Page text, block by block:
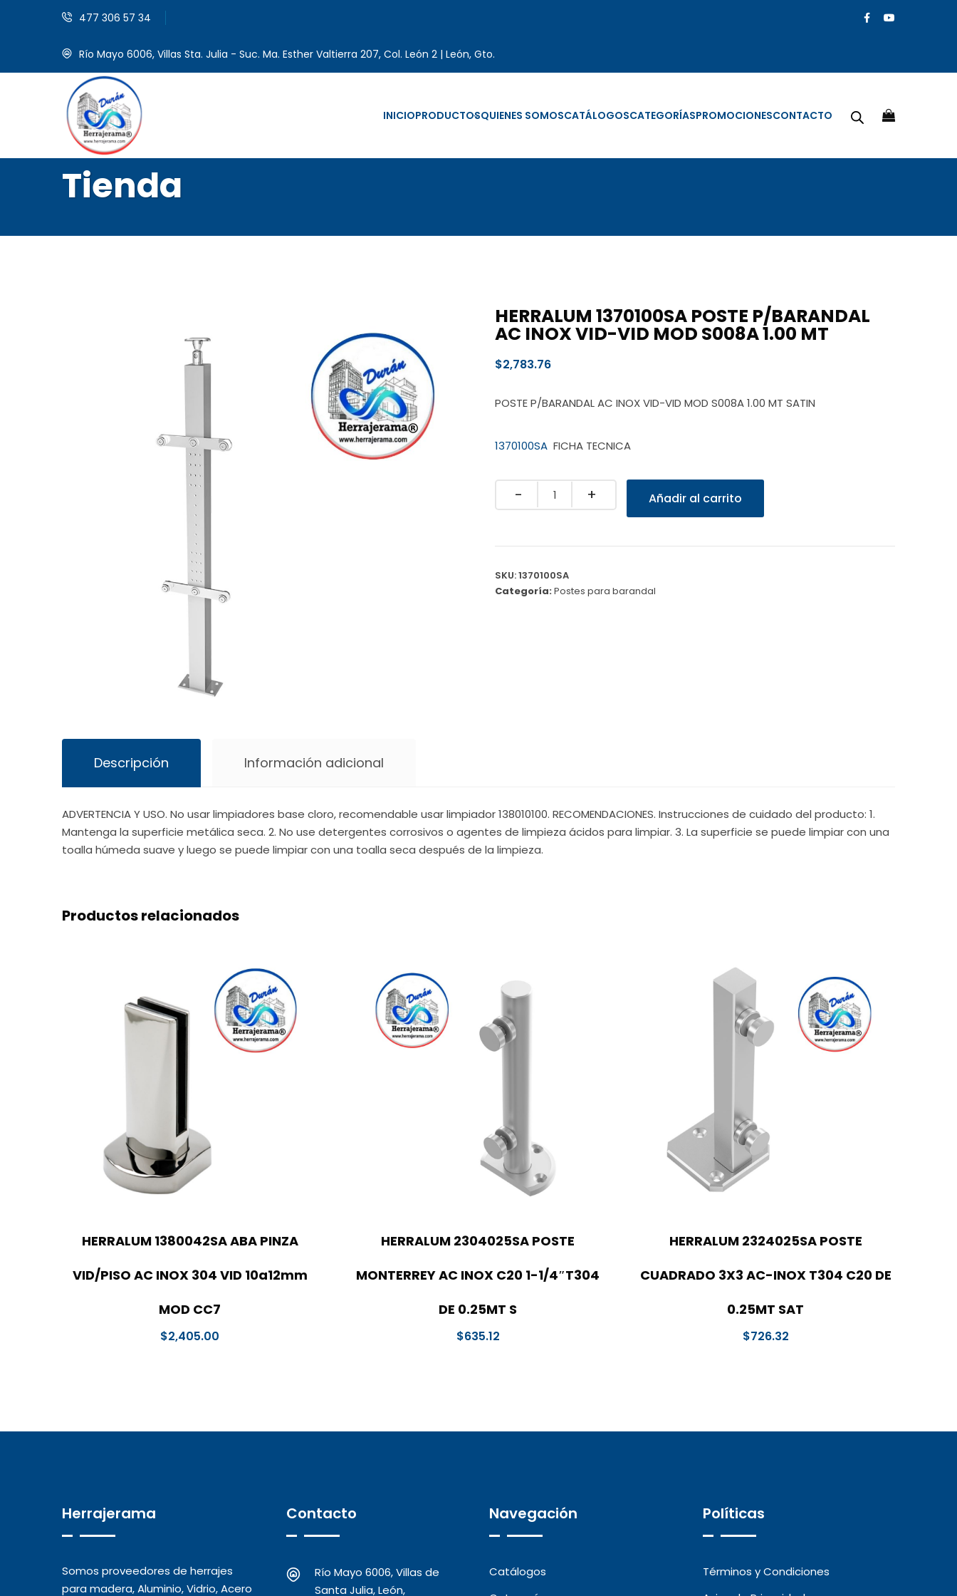
477 306 57 34
Río Mayo 6006, Villas Sta. Julia - Suc. Ma. Esther Valtierra 207, Col. León 2 | León, Gto.
INICIOPRODUCTOSQUIENES SOMOSCATÁLOGOSCATEGORÍASPROMOCIONESCONTACTO
Tienda
HERRALUM 1370100SA POSTE P/BARANDAL
AC INOX VID-VID MOD S008A 1.00 MT
$2,783.76
POSTE P/BARANDAL AC INOX VID-VID MOD S008A 1.00 MT SATIN
1370100SA FICHA TECNICA
Quantity Añadir al carrito
SKU:1370100SA
Categoría:Postes para barandal
Descripción Información adicional
ADVERTENCIA Y USO. No usar limpiadores base cloro, recomendable usar limpiador 138010100. RECOMENDACIONES. Instrucciones de cuidado del producto: 1.
Mantenga la superficie metálica seca. 2. No use detergentes corrosivos o agentes de limpieza ácidos para limpiar. 3. La superficie se puede limpiar con una
toalla húmeda suave y luego se puede limpiar con una toalla seca después de la limpieza.
Productos relacionados
HERRALUM 1380042SA ABA PINZA
VID/PISO AC INOX 304 VID 10a12mm
MOD CC7
$2,405.00
HERRALUM 2304025SA POSTE
MONTERREY AC INOX C20 1-1/4″T304
DE 0.25MT S
$635.12
HERRALUM 2324025SA POSTE
CUADRADO 3X3 AC-INOX T304 C20 DE
0.25MT SAT
$726.32
Herrajerama
Somos proveedores de herrajes
para madera, Aluminio, Vidrio, Acero
Contacto
Río Mayo 6006, Villas de
Santa Julia, León,
Navegación
Catálogos
Políticas
Términos y Condiciones